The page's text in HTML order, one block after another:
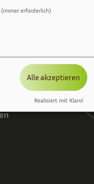
(immer erforderlich)
Alle akzeptieren
Realisiert mit Klaro!